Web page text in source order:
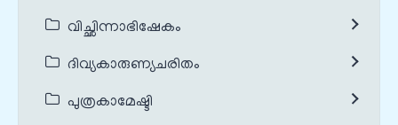
വിച്ഛിന്നാഭിഷേകം
ദിവ്യകാരുണ്യചരിതം
പുത്രകാമേഷ്ടി